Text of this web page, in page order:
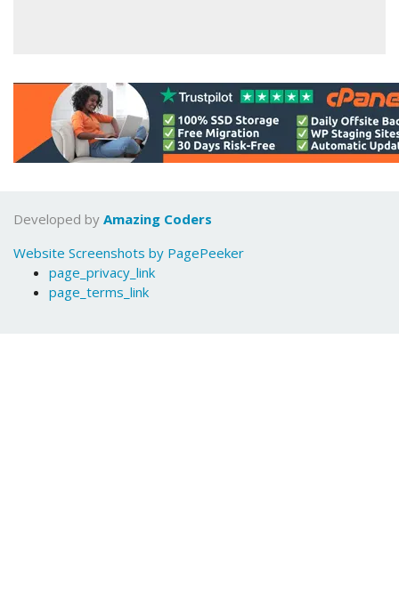
Developed by Amazing Coders
Website Screenshots by PagePeeker
page_privacy_link
page_terms_link